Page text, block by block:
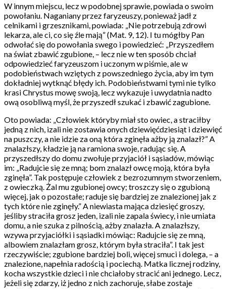
W innym miejscu, lecz w podobnej sprawie, powiada o swoim
powołaniu. Naganiany przez faryzeuszy, ponieważ jadł z
celnikami i grzesznikami, powiada: „Nie potrzebują zdrowi
lekarza, ale ci, co się źle mają” (Mat. 9, 12). I tu mógłby Pan
odwołać się do powołania swego i powiedzieć: „Przyszedłem
na świat zbawić zgubione, – lecz nie w ten sposób chciał
odpowiedzieć faryzeuszom i uczonym w piśmie, ale w
podobieństwach wziętych z powszedniego życia, aby im tym
dokładniej wytknąć błędy ich. Podobieństwami tymi nie tylko
krasi Chrystus mowę swoją, lecz wykazuje i uwydatnia nadto
ową osobliwą myśl, że przyszedł szukać i zbawić zagubione.
Oto powiada: „Człowiek któryby miał sto owiec, a straciłby
jedną z nich, izali nie zostawia onych dziewięćdziesiąt i dziewięć
na puszczy, a nie idzie za oną która zginęła ażby ją znalazł?” A
znalazłszy, kładzie ją na ramiona swoje, radując się. A
przyszedłszy do domu zwołuje przyjaciół i sąsiadów, mówiąc
im: „Radujcie się ze mną; bom znalazł owcę moją, która była
zginęła”. Tak postępuje człowiek z bezrozumnym stworzeniem,
z owieczką. Żal mu zgubionej owcy; troszczy się o zgubioną
więcej, jak o pozostałe; raduje się bardziej ze znalezionej jak z
tych które nie zginęły.” A niewiasta mająca dziesięć groszy,
jeśliby straciła grosz jeden, izali nie zapala świecy, i nie umiata
domu, a nie szuka z pilnością, ażby znalazła. A znalazłszy,
wzywa przyjaciółki i sąsiadki mówiąc: Radujcie się ze mną,
albowiem znalazłam grosz, którym była straciła”. I tak jest
rzeczywiście; zgubione bardziej boli, więcej smuci i dolega, – a
znalezione, napełnia radością i pociechą. Matka licznej rodziny,
kocha wszystkie dzieci i nie chciałoby stracić ani jednego. Lecz,
jeżeli się zdarzy, iż jedno z nich zachoruje, słabe zostaje